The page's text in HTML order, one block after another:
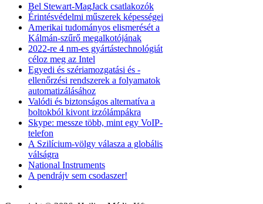
Bel Stewart-MagJack csatlakozók
Érintésvédelmi műszerek képességei
Amerikai tudományos elismerését a
Kálmán-szűrő megalkotójának
2022-re 4 nm-es gyártástechnológiát
céloz meg az Intel
Egyedi és szériamozgatási és -
ellenőrzési rendszerek a folyamatok
automatizálásához
Valódi és biztonságos alternatíva a
boltokból kivont izzólámpákra
Skype: messze több, mint egy VoIP-
telefon
A Szilícium-völgy válasza a globális
válságra
National Instruments
A pendrájv sem csodaszer!